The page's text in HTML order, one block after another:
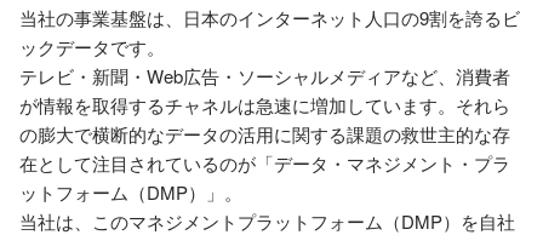
当社の事業基盤は、日本のインターネット人口の9割を誇るビ
ックデータです。
テレビ・新聞・Web広告・ソーシャルメディアなど、消費者
が情報を取得するチャネルは急速に増加しています。それら
の膨大で横断的なデータの活用に関する課題の救世主的な存
在として注目されているのが「データ・マネジメント・プラ
ットフォーム（DMP）」。
当社は、このマネジメントプラットフォーム（DMP）を自社